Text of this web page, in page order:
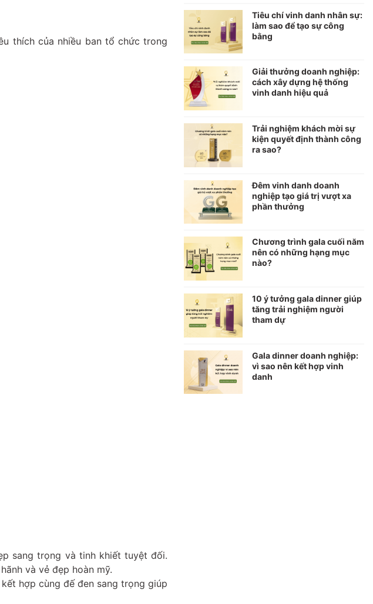
thích của nhiều ban tổ chức trong
sang trọng và tinh khiết tuyệt đối.
và vẻ đẹp hoàn mỹ.
hợp cùng đế đen sang trọng giúp
Tiêu chí vinh danh nhân sự:
làm sao để tạo sự công
bằng
Giải thưởng doanh nghiệp:
cách xây dựng hệ thống
vinh danh hiệu quả
Trải nghiệm khách mời sự
kiện quyết định thành công
ra sao?
Đêm vinh danh doanh
nghiệp tạo giá trị vượt xa
phần thưởng
Chương trình gala cuối năm
nên có những hạng mục
nào?
10 ý tưởng gala dinner giúp
tăng trải nghiệm người
tham dự
Gala dinner doanh nghiệp:
vì sao nên kết hợp vinh
danh